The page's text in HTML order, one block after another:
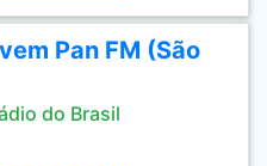
Pan FM (São
do Brasil